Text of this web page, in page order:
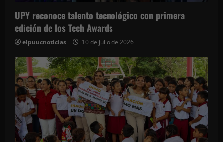
UPY reconoce talento tecnológico con primera
edición de los Tech Awards
elpuucnoticias 10 de julio de 2026